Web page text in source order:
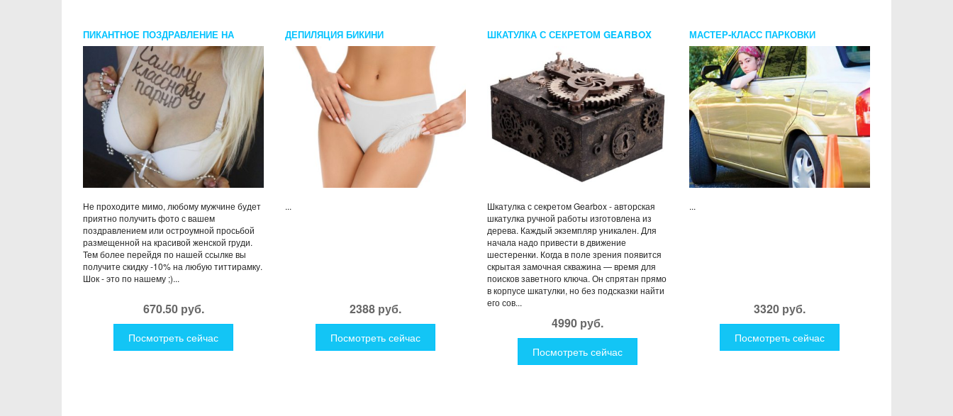
ПИКАНТНОЕ ПОЗДРАВЛЕНИЕ НА
ГРУДИ
Не проходите мимо, любому мужчине будет
приятно получить фото с вашем
поздравлением или остроумной просьбой
размещенной на красивой женской груди.
Тем более перейдя по нашей ссылке вы
получите скидку -10% на любую титтирамку.
Шок - это по нашему ;)...
670.50 руб.
Посмотреть сейчас
ДЕПИЛЯЦИЯ БИКИНИ
...
2388 руб.
Посмотреть сейчас
ШКАТУЛКА С СЕКРЕТОМ GEARBOX
Шкатулка с секретом Gearbox - авторская
шкатулка ручной работы изготовлена из
дерева. Каждый экземпляр уникален. Для
начала надо привести в движение
шестеренки. Когда в поле зрения появится
скрытая замочная скважина — время для
поисков заветного ключа. Он спрятан прямо
в корпусе шкатулки, но без подсказки найти
его сов...
4990 руб.
Посмотреть сейчас
МАСТЕР-КЛАСС ПАРКОВКИ
...
3320 руб.
Посмотреть сейчас